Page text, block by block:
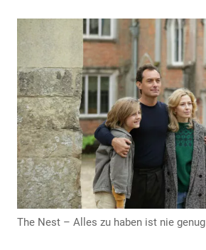
Anzeige
The Nest – Alles zu haben ist nie genug